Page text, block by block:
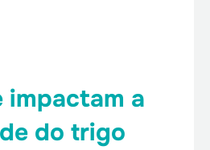
impactam a
do trigo